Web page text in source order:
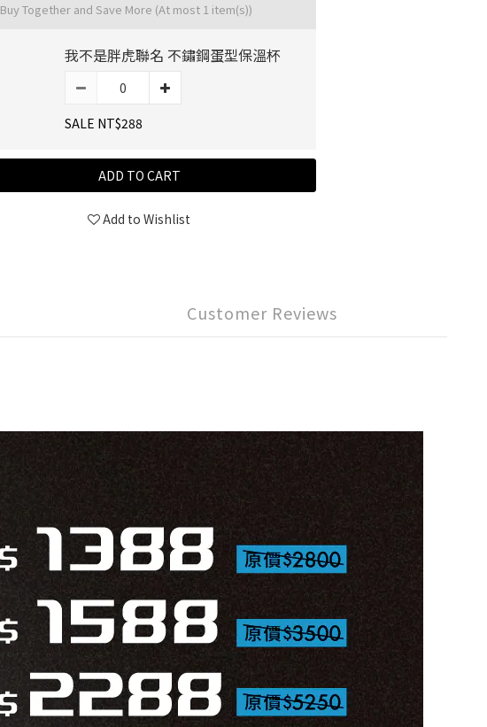
Buy Together and Save More (At most 1 item(s))
我不是胖虎聯名 不鏽鋼蛋型保溫杯
SALE NT$288
ADD TO CART
Add to Wishlist
Customer Reviews